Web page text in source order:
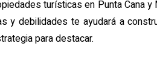
turísticas en Punta Cana
y debilidades te ayudará a
para destacar.